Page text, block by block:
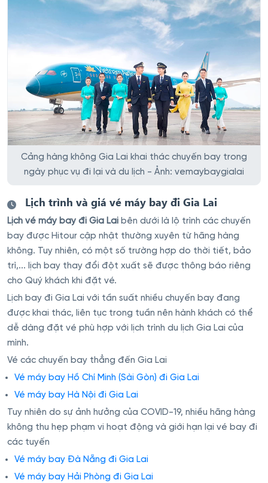
Cảng hàng không Gia Lai khai thác chuyến bay trong
ngày phục vụ đi lại và du lịch - Ảnh: vemaybaygialai
Lịch trình và giá vé máy bay đi Gia Lai
Lịch vé máy bay đi Gia Lai bên dưới là lộ trình các chuyến
bay được Hitour cập nhật thường xuyên từ hãng hàng
không. Tuy nhiên, có một số trường hợp do thời tiết, bảo
trì,... lịch bay thay đổi đột xuất sẽ được thông báo riêng
cho Quý khách khi đặt vé.
Lịch bay đi Gia Lai với tần suất nhiều chuyến bay đang
được khai thác, liên tục trong tuần nên hành khách có thể
dễ dàng đặt vé phù hợp với lịch trình du lịch Gia Lai của
mình.
Vé các chuyến bay thẳng đến Gia Lai
Vé máy bay Hồ Chí Minh (Sài Gòn) đi Gia Lai
Vé máy bay Hà Nội đi Gia Lai
Tuy nhiên do sự ảnh hưởng của COVID-19, nhiều hãng hàng
không thu hẹp phạm vi hoạt động và giới hạn lại vé bay đi
các tuyến
Vé máy bay Đà Nẵng đi Gia Lai
Vé máy bay Hải Phòng đi Gia Lai